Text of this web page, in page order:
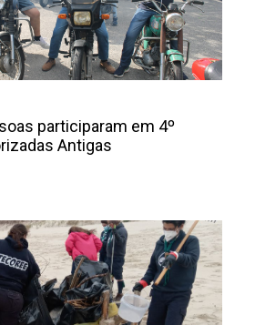
participaram em 4º
Antigas